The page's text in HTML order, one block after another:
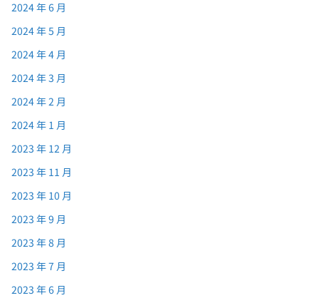
2024 年 6 月
2024 年 5 月
2024 年 4 月
2024 年 3 月
2024 年 2 月
2024 年 1 月
2023 年 12 月
2023 年 11 月
2023 年 10 月
2023 年 9 月
2023 年 8 月
2023 年 7 月
2023 年 6 月